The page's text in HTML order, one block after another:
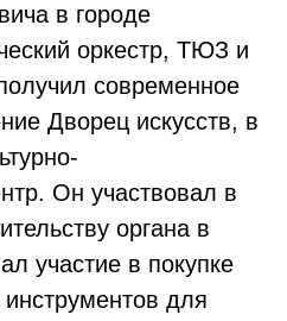
в городе
оркестр, ТЮЗ и
современное
Дворец искусств, в
Он участвовал в
органа в
участие в покупке
для